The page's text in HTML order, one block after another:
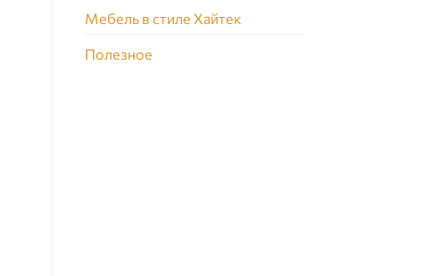
Мебель в стиле Хайтек
Полезное